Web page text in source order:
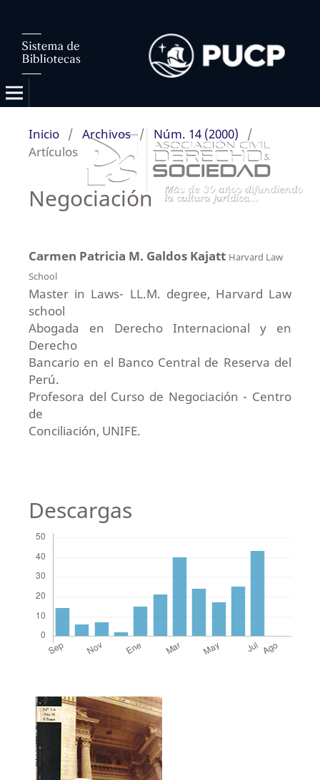
Inicio / Archivos / Núm. 14 (2000)
/
Artículos
Negociación
Carmen Patricia M. Galdos Kajatt Harvard Law
School
Master in Laws- LL.M. degree, Harvard Law
school
Abogada en Derecho Internacional y en
Derecho
Bancario en el Banco Central de Reserva del
Perú.
Profesora del Curso de Negociación - Centro
de
Conciliación, UNIFE.
Descargas